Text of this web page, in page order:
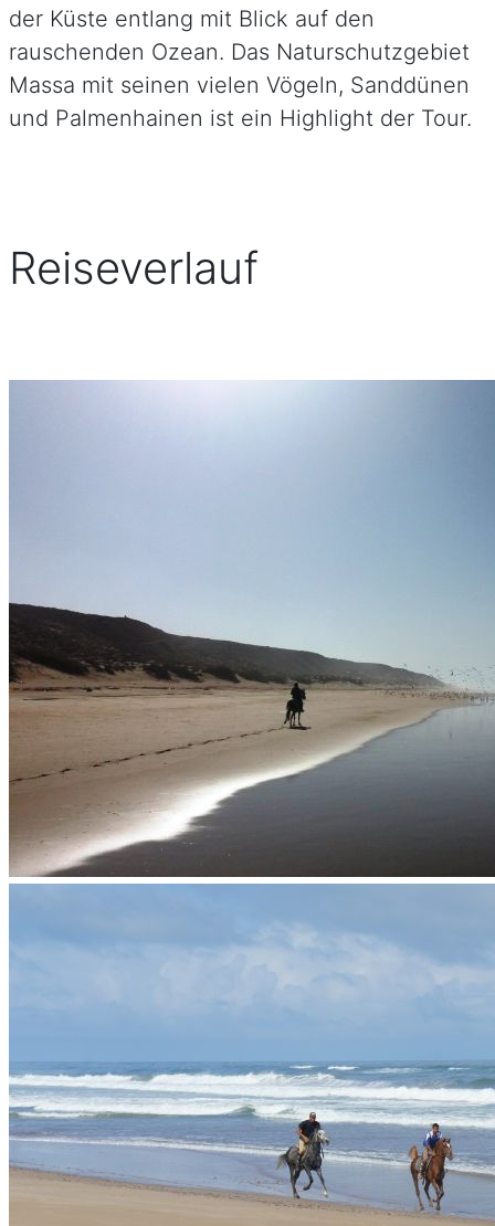
der Küste entlang mit Blick auf den
rauschenden Ozean. Das Naturschutzgebiet
Massa mit seinen vielen Vögeln, Sanddünen
und Palmenhainen ist ein Highlight der Tour.
Reiseverlauf